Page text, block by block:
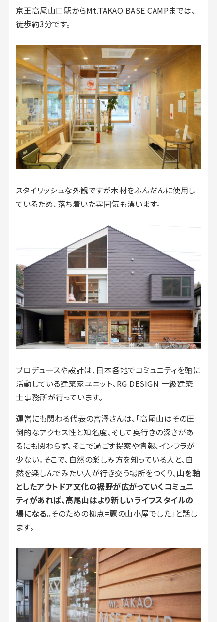
京王高尾山口駅からMt.TAKAO BASE CAMPまでは、
徒歩約3分です。
スタイリッシュな外観ですが木材をふんだんに使用し
ているため、落ち着いた雰囲気も漂います。
プロデュースや設計は、日本各地でコミュニティを軸に
活動している建築家ユニット、RG DESIGN 一級建築
士事務所が行っています。
運営にも関わる代表の宮澤さんは、「高尾山はその圧
倒的なアクセス性と知名度、そして奥行きの深さがあ
るにも関わらず、そこで過ごす提案や情報、インフラが
少ない。そこで、自然の楽しみ方を知っている人と、自
然を楽しんでみたい人が行き交う場所をつくり、山を軸
としたアウトドア文化の裾野が広がっていくコミュニ
ティがあれば、高尾山はより新しいライフスタイルの
場になる。そのための拠点=麓の山小屋でした」と話し
ます。